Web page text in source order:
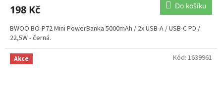
198 Kč Do košíku
BWOO BO-P72 Mini PowerBanka 5000mAh / 2x USB-A / USB-C PD /
22,5W - černá.
Akce Kód: 1639961